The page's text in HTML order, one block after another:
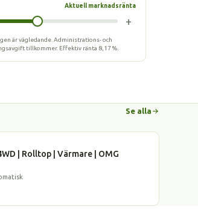
Aktuell marknadsränta
+
är vägledande. Administrations- och
tillkommer. Effektiv ränta 8,17 %
Se alla
| Rolltop | Värmare | OMG